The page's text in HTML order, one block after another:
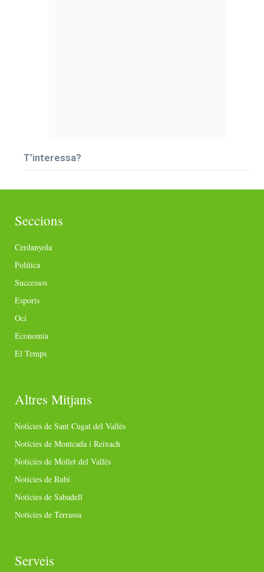
T’interessa?
Seccions
Cerdanyola
Política
Successos
Esports
Oci
Economia
El Temps
Altres Mitjans
Notícies de Sant Cugat del Vallès
Notícies de Montcada i Reixach
Notícies de Mollet del Vallès
Notícies de Rubí
Notícies de Sabadell
Notícies de Terrassa
Serveis